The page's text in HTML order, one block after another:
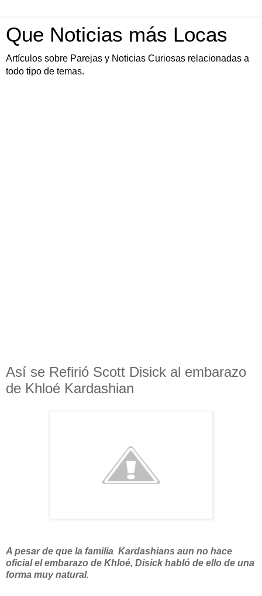
Que Noticias más Locas
Artículos sobre Parejas y Noticias Curiosas relacionadas a
todo tipo de temas.
Así se Refirió Scott Disick al embarazo
de Khloé Kardashian
A pesar de que la familia Kardashians aun no hace
oficial el embarazo de Khloé, Disick habló de ello de una
forma muy natural.